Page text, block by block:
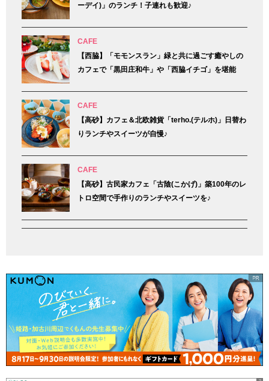
ーデイ)」のランチ！子連れも歓迎♪
CAFE
【西脇】「モモンスラン」緑と共に過ごす癒やしの
カフェで「黒田庄和牛」や「西脇イチゴ」を堪能
CAFE
【高砂】カフェ＆北欧雑貨「terho.(テルホ)」日替わ
りランチやスイーツが自慢♪
CAFE
【高砂】古民家カフェ「古陰(こかげ)」築100年のレ
トロ空間で手作りのランチやスイーツを♪